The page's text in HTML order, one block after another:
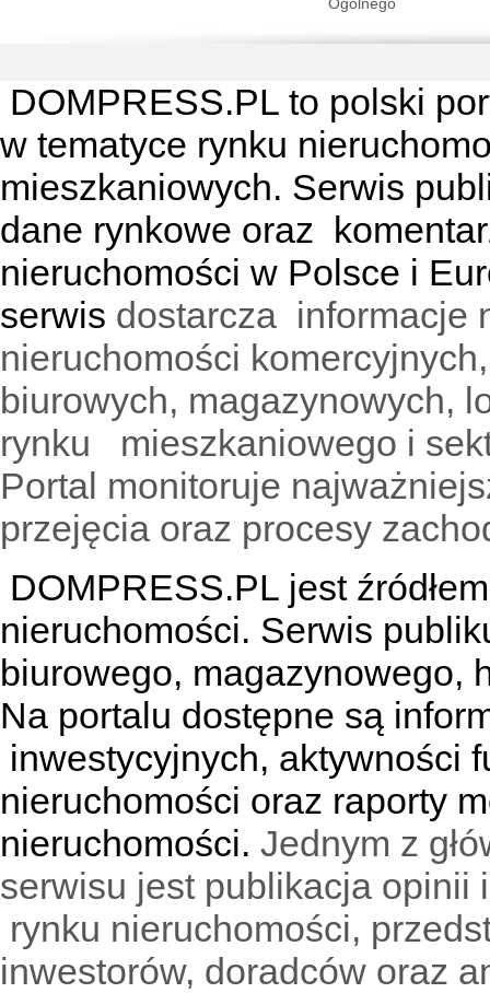
DOMPRESS.PL to polski
w tematyce rynku
mieszkaniowych. Serwis
dane rynkowe oraz
nieruchomości w Polsce i
serwis dostarcza informacje
nieruchomości
biurowych, magazynowych,
rynku mieszkaniowego i
Portal monitoruje
przejęcia oraz procesy
DOMPRESS.PL jest
nieruchomości. Serwis
biurowego, magazynowego,
Na portalu dostępne są
inwestycyjnych, aktywności
nieruchomości oraz raporty
nieruchomości. Jednym z
serwisu jest publikacja
rynku nieruchomości,
inwestorów, doradców oraz